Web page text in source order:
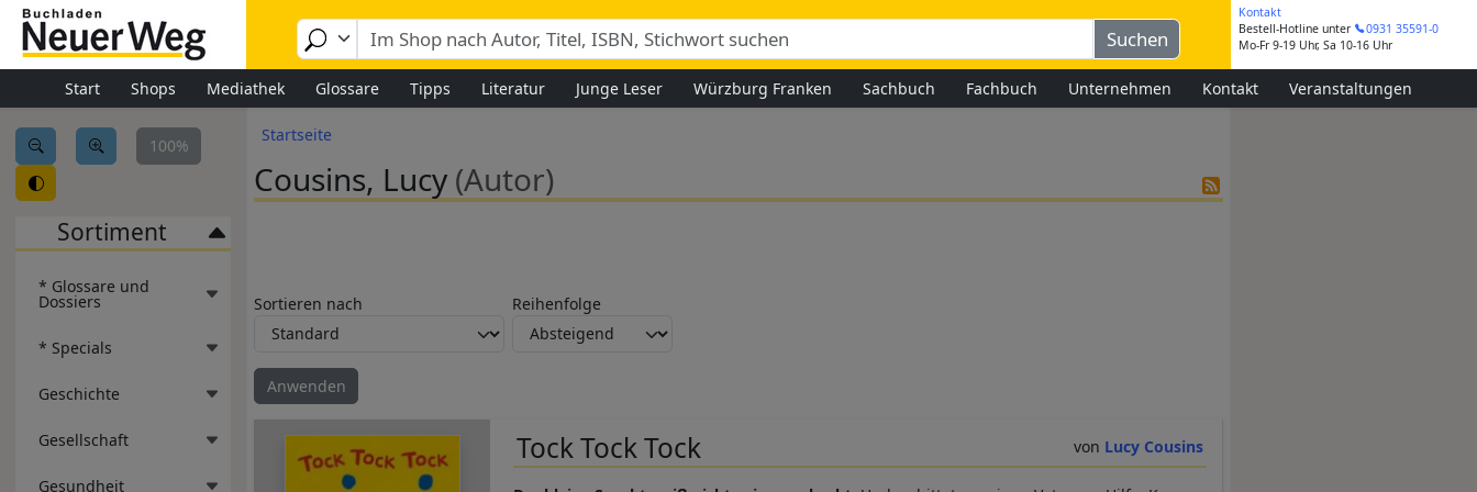
Direkt zum Inhalt
Image
Kontakt
Bestell-Hotline unter
0931 35591-0
Mo-Fr 9-19 Uhr, Sa 10-16 Uhr
Start Shops Mediathek Glossare Tipps Literatur Junge Leser Würzburg Franken Sachbuch Fachbuch Unternehmen Kontakt Veranstaltungen
100%
Sortiment
* Glossare und
Dossiers
* Specials
Geschichte
Gesellschaft
Gesundheit
Pfadnavigation
Startseite
Cousins, Lucy (Autor)
Sortieren nach Reihenfolge
Lucy Cousins
Tock Tock Tock